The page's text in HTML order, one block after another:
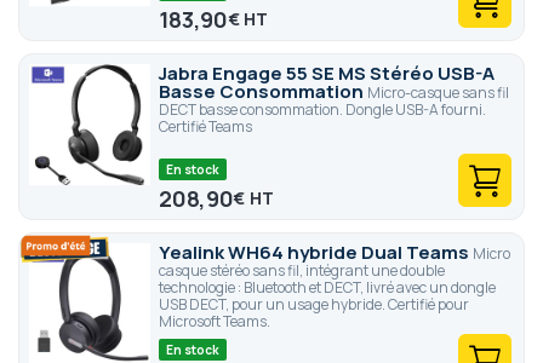
183,90€
Jabra Engage 55 SE MS Stéréo USB-A
Basse Consommation Micro-casque sans fil
DECT basse consommation. Dongle USB-A fourni.
Certifié Teams
En stock
208,90€
Yealink WH64 hybride Dual Teams Micro
casque stéréo sans fil, intégrant une double
technologie : Bluetooth et DECT, livré avec un dongle
USB DECT, pour un usage hybride. Certifié pour
Microsoft Teams.
En stock